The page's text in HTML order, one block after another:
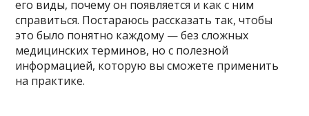
его виды, почему он появляется и как с ним
справиться. Постараюсь рассказать так, чтобы
это было понятно каждому — без сложных
медицинских терминов, но с полезной
информацией, которую вы сможете применить
на практике.